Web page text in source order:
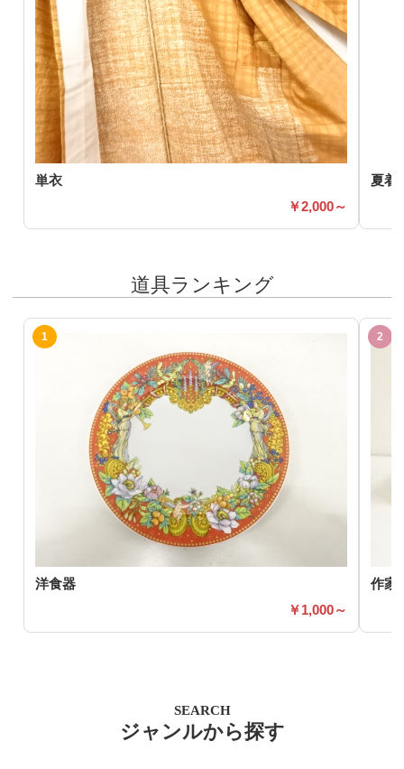
単衣
2,000～
夏着
道具ランキング
洋食器
1,000～
作家
SEARCH
ジャンルから探す